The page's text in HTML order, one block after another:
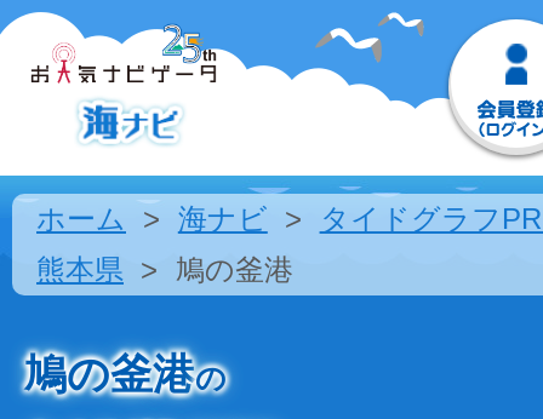
ホーム 海ナビ
タイドグラフ
熊本県
鳩の釜港
鳩の釜港の